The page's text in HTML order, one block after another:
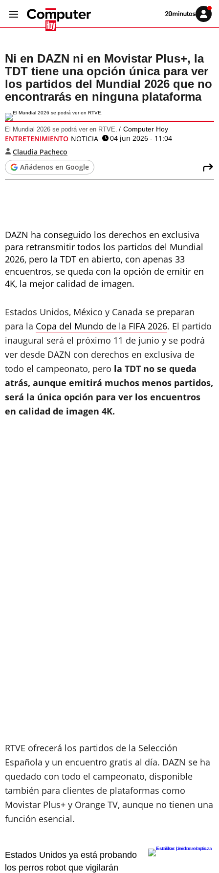
Volver
Iniciar
sesión
Ni en DAZN ni en Movistar Plus+, la
TDT tiene una opción única para ver
los partidos del Mundial 2026 que no
encontrarás en ninguna plataforma
El Mundial 2026 se podrá ver en RTVE. Computer Hoy
ENTRETENIMIENTO NOTICIA
04 jun 2026 - 11:04
Claudia Pacheco
Añádenos en Google
DAZN ha conseguido los derechos en exclusiva
para retransmitir todos los partidos del Mundial
2026, pero la TDT en abierto, con apenas 33
encuentros, se queda con la opción de emitir en
4K, la mejor calidad de imagen.
Estados Unidos, México y Canada se preparan
para la Copa del Mundo de la FIFA 2026. El partido
inaugural será el próximo 11 de junio y se podrá
ver desde DAZN con derechos en exclusiva de
todo el campeonato, pero la TDT no se queda
atrás, aunque emitirá muchos menos partidos,
será la única opción para ver los encuentros
en calidad de imagen 4K.
RTVE ofrecerá los partidos de la Selección
Española y un encuentro gratis al día. DAZN se ha
quedado con todo el campeonato, disponible
también para clientes de plataformas como
Movistar Plus+ y Orange TV, aunque no tienen una
función esencial.
Estados Unidos ya está probando
los perros robot que vigilarán